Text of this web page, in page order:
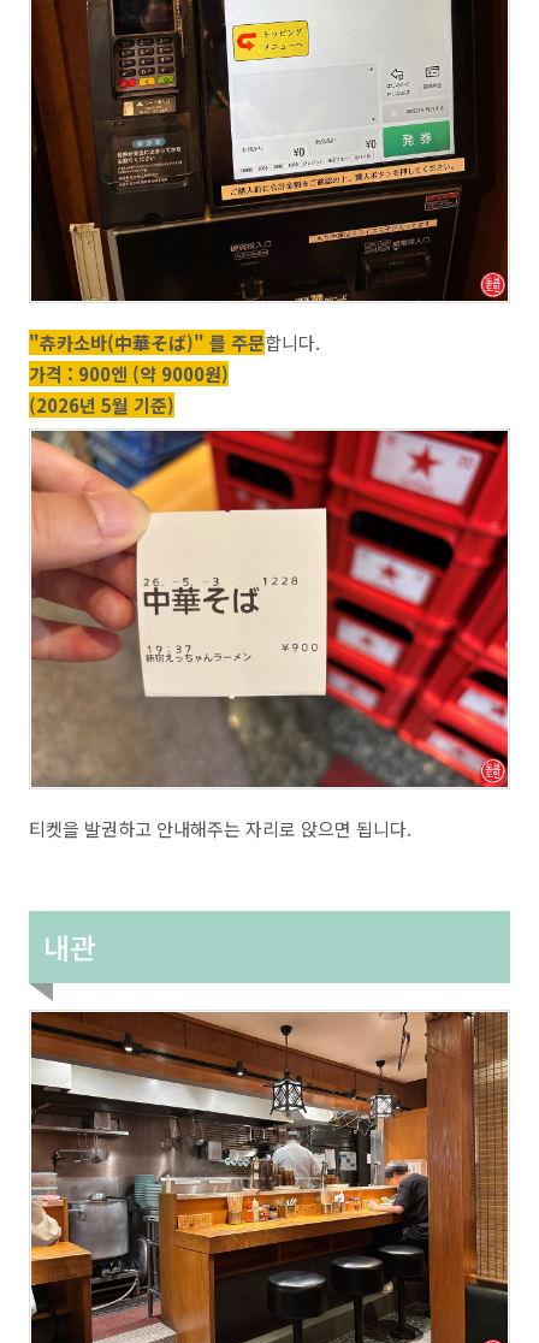
"츄카소바(中華そば)" 를 주문합니다.
가격 : 900엔 (약 9000원)
(2026년 5월 기준)
티켓을 발권하고 안내해주는 자리로 앉으면 됩니다.
내관